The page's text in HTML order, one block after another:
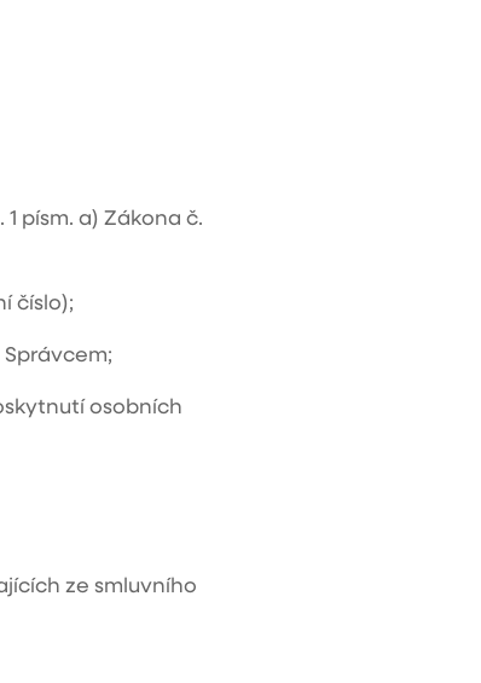
písm. a) Zákona č.
číslo);
osobních
ze smluvního